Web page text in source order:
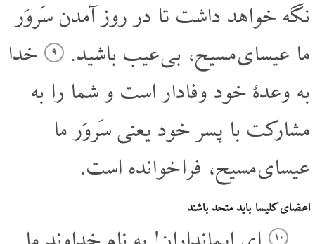
نگه خواهد داشت تا در روز آمدن سَروَر
ما عیسای مسیح، بی عیب باشید.
۹ خدا
به وعدۀ خود وفادار است و شما را به
مشارکت با پسر خود یعنی سَروَر ما
عیسای مسیح، فرا خوانده است.
اعضای کلیسا باید متحد باشند
۱۰